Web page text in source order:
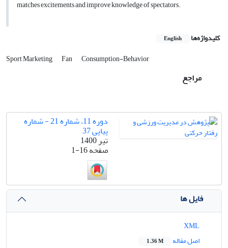
matches excitements and improve knowledge of spectators.
کلیدواژه‌ها English
Sport Marketing Fan Consumption-Behavior
مراجع
دوره 11، شماره 21 - شماره
پیاپی 37
تیر 1400
صفحه1-16
فایل ها
اصل مقاله
1.36 M